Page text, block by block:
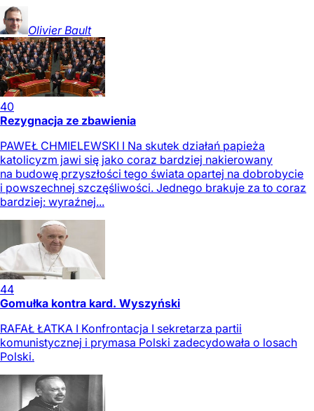
Olivier Bault
40
Rezygnacja ze zbawienia
PAWEŁ CHMIELEWSKI I Na skutek działań papieża
katolicyzm jawi się jako coraz bardziej nakierowany
na budowę przyszłości tego świata opartej na dobrobycie
i powszechnej szczęśliwości. Jednego brakuje za to coraz
bardziej: wyraźnej...
44
Gomułka kontra kard. Wyszyński
RAFAŁ ŁATKA I Konfrontacja I sekretarza partii
komunistycznej i prymasa Polski zadecydowała o losach
Polski.